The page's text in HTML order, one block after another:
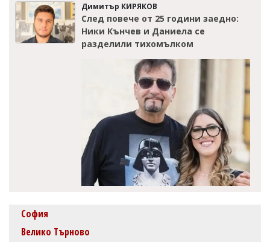
Димитър КИРЯКОВ
След повече от 25 години заедно:
Ники Кънчев и Даниела се
разделили тихомълком
София
Велико Търново